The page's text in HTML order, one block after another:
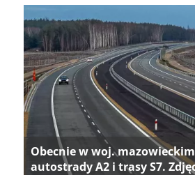
Obecnie w woj.
autostrady A2 i trasy S7.